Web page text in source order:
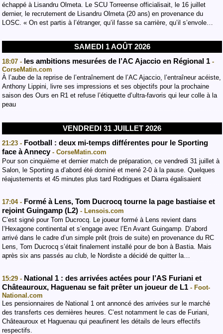
échappé à Lisandru Olmeta. Le SCU Torreense officialisait, le 16 juillet
dernier, le recrutement de Lisandru Olmeta (20 ans) en provenance du
LOSC. « On est partis à l’étranger, qu’il fasse sa carrière, qu’il s’envole…
SAMEDI 1 AOÛT 2026
18:07 - les ambitions mesurées de l’AC Ajaccio en Régional 1 -
CorseMatin.com
À l’aube de la reprise de l’entraînement de l’AC Ajaccio, l’entraîneur acéiste,
Anthony Lippini, livre ses impressions et ses objectifs pour la prochaine
saison des Ours en R1 et refuse l’étiquette d’ultra-favoris qui leur colle à la
peau
VENDREDI 31 JUILLET 2026
21:23 - Football : deux mi-temps différentes pour le Sporting
face à Annecy - CorseMatin.com
Pour son cinquième et dernier match de préparation, ce vendredi 31 juillet à
Salon, le Sporting a d’abord été dominé et mené 2-0 à la pause. Quelques
réajustements et 45 minutes plus tard Rodrigues et Diarra égalisaient
17:04 - Formé à Lens, Tom Ducrocq tourne la page bastiaise et
rejoint Guingamp (L2) - Lensois.com
C’est signé pour Tom Ducrocq. Le joueur formé à Lens revient dans
l’Hexagone continental et s’engage avec l’En Avant Guingamp. D’abord
arrivé dans le cadre d’un simple prêt (trois de suite) en provenance du RC
Lens, Tom Ducrocq s’était finalement installé pour de bon à Bastia. Mais
après six ans passés au club, le Nordiste a décidé de quitter la…
15:29 - National 1 : des arrivées actées pour l’AS Furiani et
Châteauroux, Haguenau se fait prêter un joueur de L1 - Foot-
National.com
Les pensionnaires de National 1 ont annoncé des arrivées sur le marché
des transferts ces dernières heures. C’est notamment le cas de Furiani,
Châteauroux et Haguenau qui peaufinent les détails de leurs effectifs
respectifs.